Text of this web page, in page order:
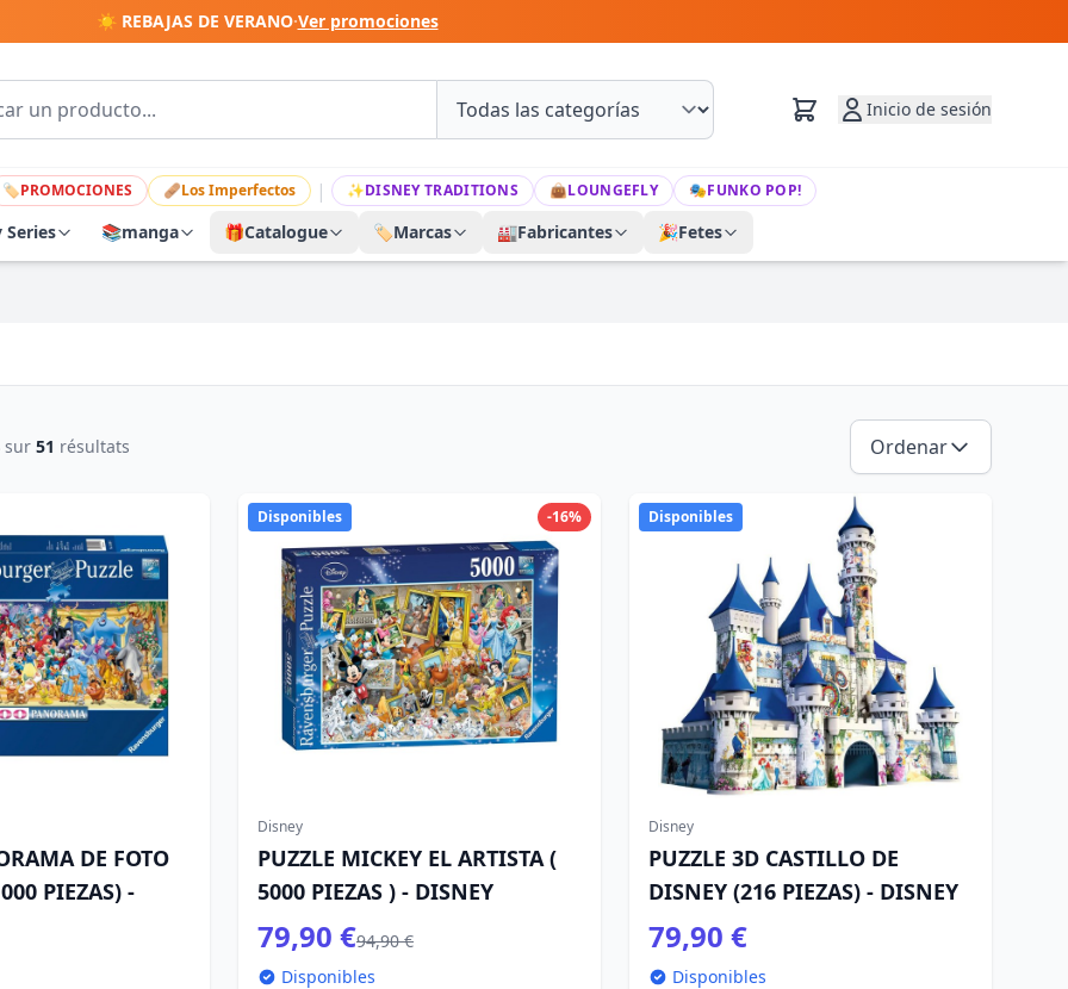
☀️ REBAJAS DE VERANO·Ver promociones
Inicio de sesión
🏷PROMOCIONES 🩹Los Imperfectos | ✨DISNEY TRADITIONS 👜LOUNGEFLY 🎭FUNKO POP!
Series 📚manga 🎁Catalogue 🏷️Marcas 🏭Fabricantes 🎉Fetes
sur 51 résultats Ordenar
DE FOTO
PIEZAS) -
-16%
Disponibles
Disney
PUZZLE MICKEY EL ARTISTA (
5000 PIEZAS ) - DISNEY
79,90 €94,90 €
Disponibles
Disponibles
Disney
PUZZLE 3D CASTILLO DE
DISNEY (216 PIEZAS) - DISNEY
79,90 €
Disponibles